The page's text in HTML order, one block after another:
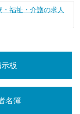
福祉・介護の求人
板
名簿